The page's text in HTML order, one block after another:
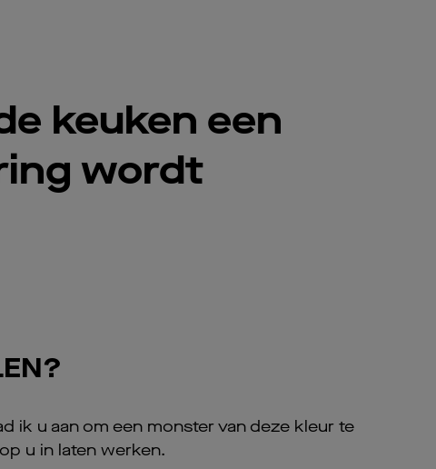
keuken een
wordt
ik u aan om een monster van deze kleur te
u in laten werken.